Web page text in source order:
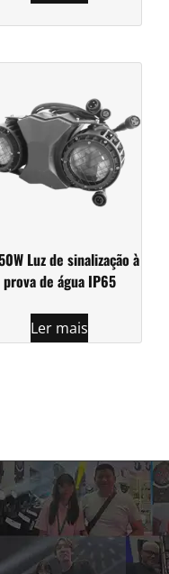
Luz de sinalização à
prova de água IP65
Ler mais